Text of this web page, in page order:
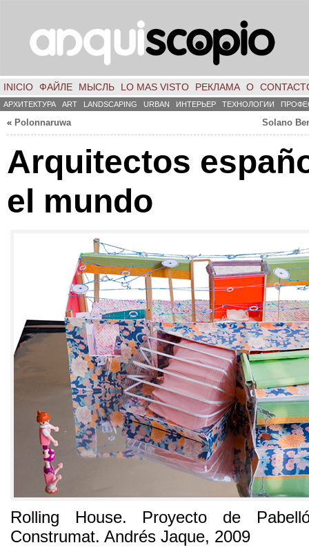
INICIO ФАЙЛЕ МЫСЛЬ LO MAS VISTO РЕКЛАМА О
АРХИТЕКТУРА ART LANDSCAPING URBAN ИНТЕРЬЕР ТЕХНОЛОГИИ
« Polonnaruwa Solano
Arquitectos
el mundo
Rolling House. Proyecto de
Construmat. Andrés Jaque, 2009